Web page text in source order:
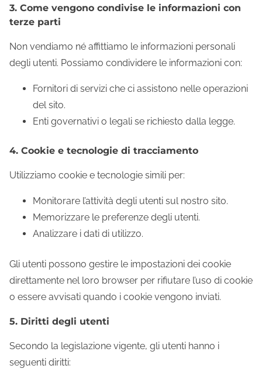
3. Come vengono condivise le informazioni con
terze parti
Non vendiamo né affittiamo le informazioni personali
degli utenti. Possiamo condividere le informazioni con:
Fornitori di servizi che ci assistono nelle operazioni
del sito.
Enti governativi o legali se richiesto dalla legge.
4. Cookie e tecnologie di tracciamento
Utilizziamo cookie e tecnologie simili per:
Monitorare l’attività degli utenti sul nostro sito.
Memorizzare le preferenze degli utenti.
Analizzare i dati di utilizzo.
Gli utenti possono gestire le impostazioni dei cookie
direttamente nel loro browser per rifiutare l’uso di cookie
o essere avvisati quando i cookie vengono inviati.
5. Diritti degli utenti
Secondo la legislazione vigente, gli utenti hanno i
seguenti diritti: